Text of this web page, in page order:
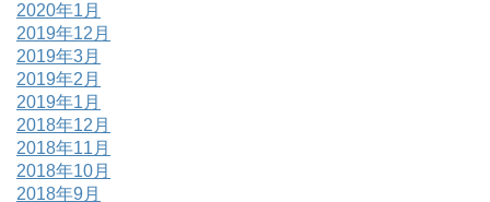
2020年1月
2019年12月
2019年3月
2019年2月
2019年1月
2018年12月
2018年11月
2018年10月
2018年9月